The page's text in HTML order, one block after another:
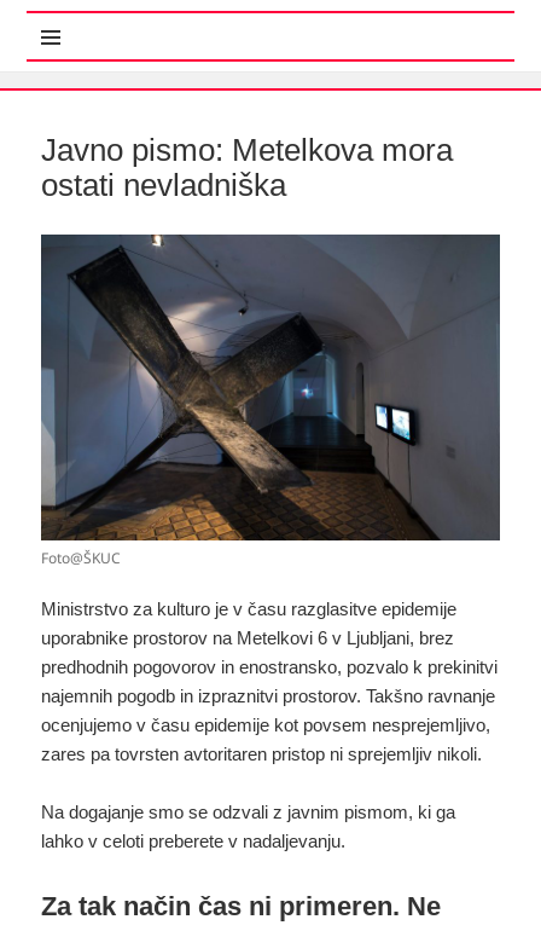
Javno pismo: Metelkova mora
ostati nevladniška
Foto@ŠKUC
Ministrstvo za kulturo je v času razglasitve epidemije
uporabnike prostorov na Metelkovi 6 v Ljubljani, brez
predhodnih pogovorov in enostransko, pozvalo k prekinitvi
najemnih pogodb in izpraznitvi prostorov. Takšno ravnanje
ocenjujemo v času epidemije kot povsem nesprejemljivo,
zares pa tovrsten avtoritaren pristop ni sprejemljiv nikoli.
Na dogajanje smo se odzvali z javnim pismom, ki ga
lahko v celoti preberete v nadaljevanju.
Za tak način čas ni primeren. Ne